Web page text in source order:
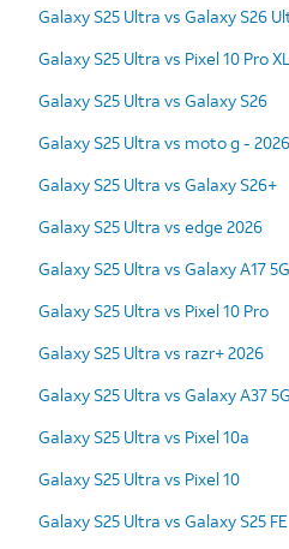
Galaxy S25 Ultra vs Galaxy S26
Galaxy S25 Ultra vs Pixel 10 Pro XL
Galaxy S25 Ultra vs Galaxy S26
Galaxy S25 Ultra vs moto g - 2026
Galaxy S25 Ultra vs Galaxy S26+
Galaxy S25 Ultra vs edge 2026
Galaxy S25 Ultra vs Galaxy A17 5G
Galaxy S25 Ultra vs Pixel 10 Pro
Galaxy S25 Ultra vs razr+ 2026
Galaxy S25 Ultra vs Galaxy A37 5G
Galaxy S25 Ultra vs Pixel 10a
Galaxy S25 Ultra vs Pixel 10
Galaxy S25 Ultra vs Galaxy S25 FE